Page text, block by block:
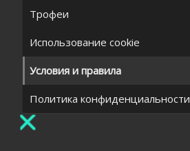
Трофеи
Использование cookie
Условия и правила
Политика конфиденциальности